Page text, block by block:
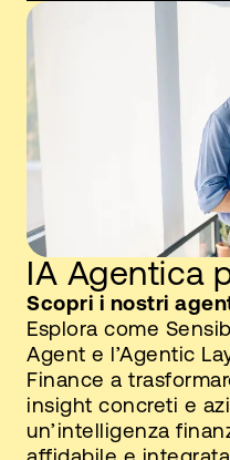
IA Agentica
Scopri i nostri
Esplora come
Agent e l’Agentic
Finance a
insight concreti e
un’intelligenza